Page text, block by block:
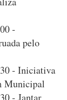
pelo
Municipal